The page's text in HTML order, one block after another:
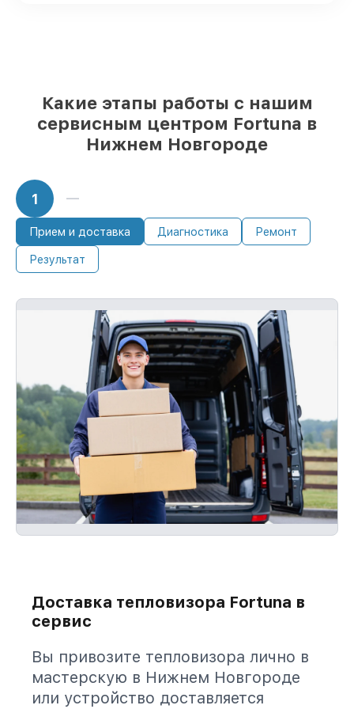
Какие этапы работы с нашим
сервисным центром Fortuna в
Нижнем Новгороде
1
Прием и доставка Диагностика Ремонт
Результат
Доставка тепловизора Fortuna в
сервис
Вы привозите тепловизора лично в
мастерскую в Нижнем Новгороде
или устройство доставляется